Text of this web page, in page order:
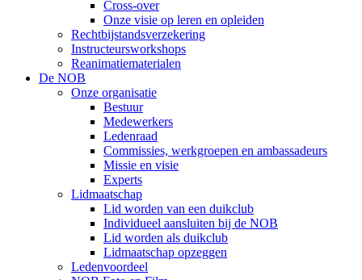
Cross-over
Onze visie op leren en opleiden
Rechtbijstandsverzekering
Instructeursworkshops
Reanimatiematerialen
De NOB
Onze organisatie
Bestuur
Medewerkers
Ledenraad
Commissies, werkgroepen en ambassadeurs
Missie en visie
Experts
Lidmaatschap
Lid worden van een duikclub
Individueel aansluiten bij de NOB
Lid worden als duikclub
Lidmaatschap opzeggen
Ledenvoordeel